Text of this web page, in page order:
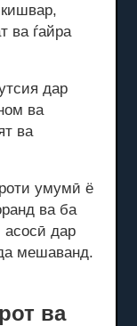
ва ѓайра
дар
ва
ва
умумӣ ё
ва ба
дар
мешаванд.
ва